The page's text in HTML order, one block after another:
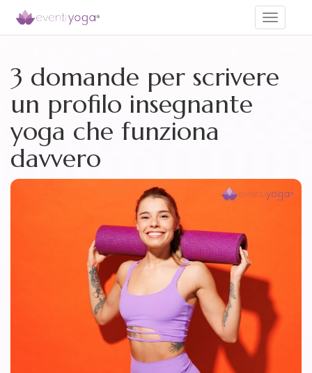
Toggle
3 domande per scrivere
un profilo insegnante
yoga che funziona
davvero